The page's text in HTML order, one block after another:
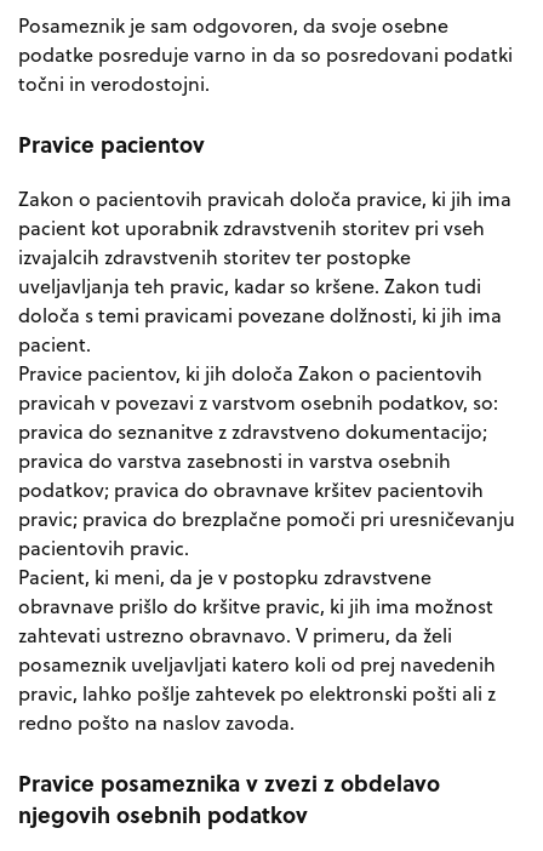
Posameznik je sam odgovoren, da svoje osebne
podatke posreduje varno in da so posredovani podatki
točni in verodostojni.
Pravice pacientov
Zakon o pacientovih pravicah določa pravice, ki jih ima
pacient kot uporabnik zdravstvenih storitev pri vseh
izvajalcih zdravstvenih storitev ter postopke
uveljavljanja teh pravic, kadar so kršene. Zakon tudi
določa s temi pravicami povezane dolžnosti, ki jih ima
pacient.
Pravice pacientov, ki jih določa Zakon o pacientovih
pravicah v povezavi z varstvom osebnih podatkov, so:
pravica do seznanitve z zdravstveno dokumentacijo;
pravica do varstva zasebnosti in varstva osebnih
podatkov; pravica do obravnave kršitev pacientovih
pravic; pravica do brezplačne pomoči pri uresničevanju
pacientovih pravic.
Pacient, ki meni, da je v postopku zdravstvene
obravnave prišlo do kršitve pravic, ki jih ima možnost
zahtevati ustrezno obravnavo. V primeru, da želi
posameznik uveljavljati katero koli od prej navedenih
pravic, lahko pošlje zahtevek po elektronski pošti ali z
redno pošto na naslov zavoda.
Pravice posameznika v zvezi z obdelavo
njegovih osebnih podatkov